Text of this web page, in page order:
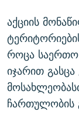
აქციის
როცა
იჯარით
ჩართულობის